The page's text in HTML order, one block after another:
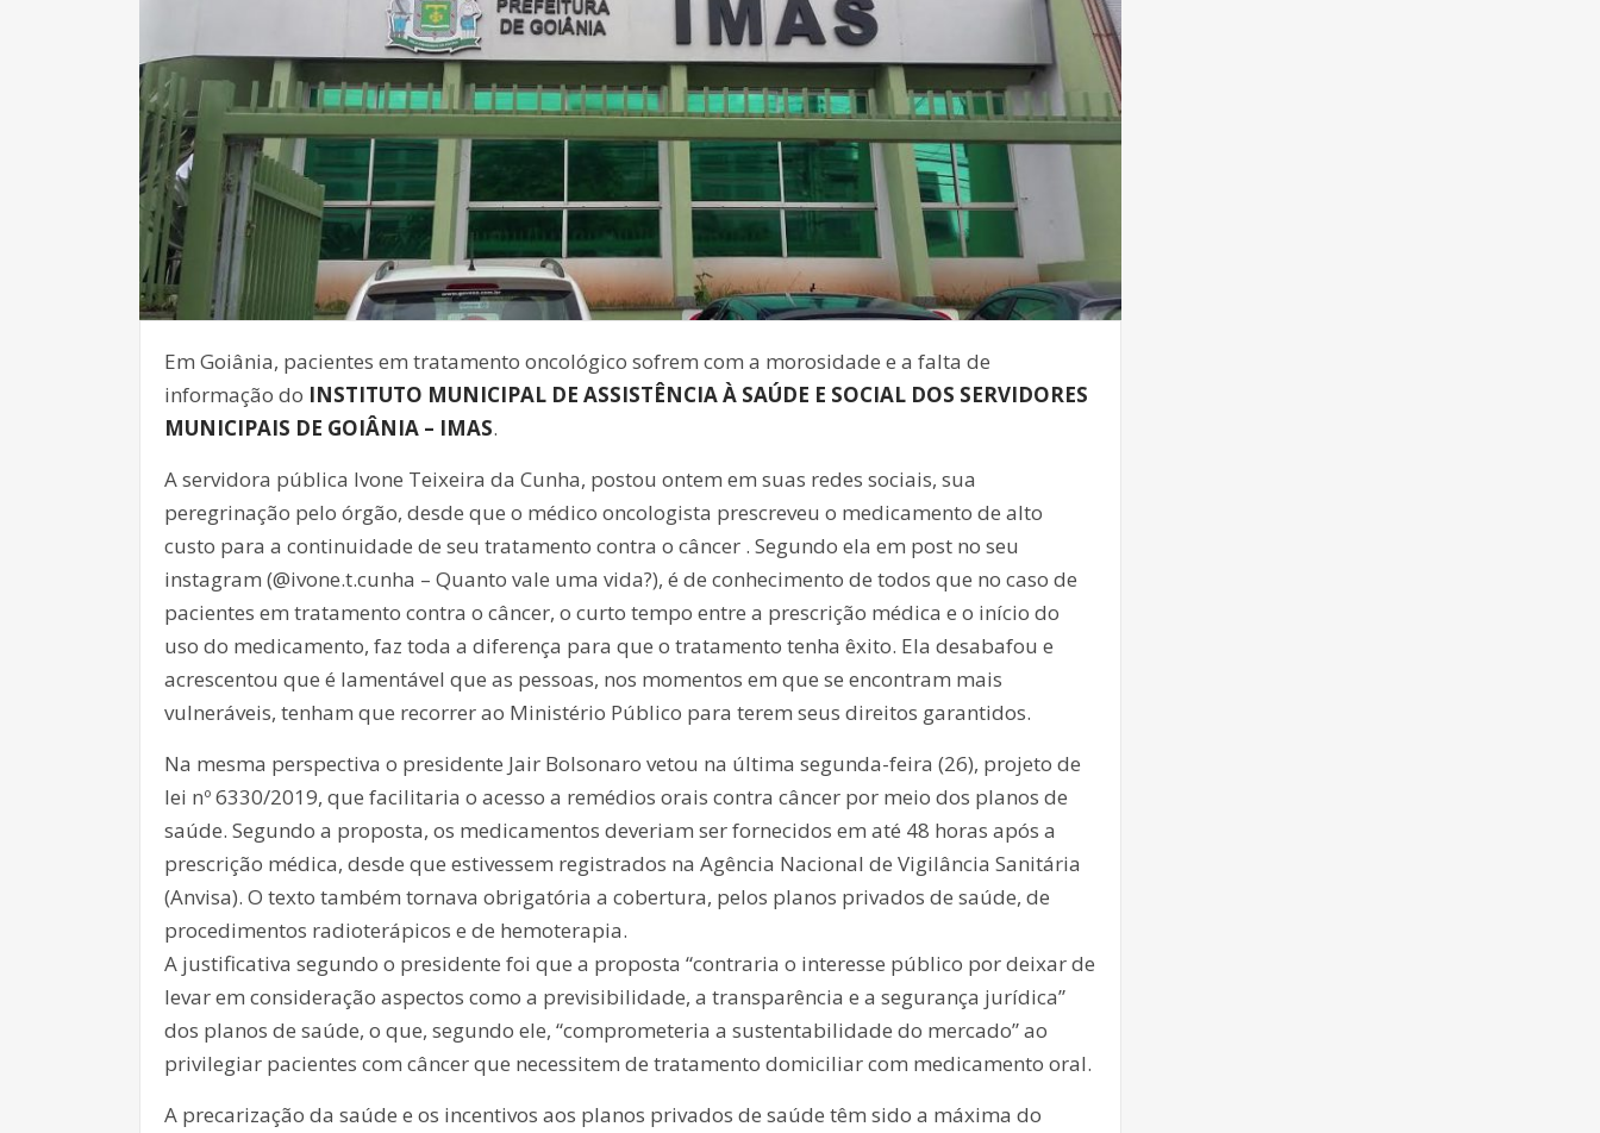
Em Goiânia, pacientes em tratamento oncológico sofrem com a morosidade e a falta de
informação do INSTITUTO MUNICIPAL DE ASSISTÊNCIA À SAÚDE E SOCIAL DOS SERVIDORES
MUNICIPAIS DE GOIÂNIA – IMAS.
A servidora pública Ivone Teixeira da Cunha, postou ontem em suas redes sociais, sua
peregrinação pelo órgão, desde que o médico oncologista prescreveu o medicamento de alto
custo para a continuidade de seu tratamento contra o câncer . Segundo ela em post no seu
instagram (@ivone.t.cunha – Quanto vale uma vida?), é de conhecimento de todos que no caso de
pacientes em tratamento contra o câncer, o curto tempo entre a prescrição médica e o início do
uso do medicamento, faz toda a diferença para que o tratamento tenha êxito. Ela desabafou e
acrescentou que é lamentável que as pessoas, nos momentos em que se encontram mais
vulneráveis, tenham que recorrer ao Ministério Público para terem seus direitos garantidos.
Na mesma perspectiva o presidente Jair Bolsonaro vetou na última segunda-feira (26), projeto de
lei nº 6330/2019, que facilitaria o acesso a remédios orais contra câncer por meio dos planos de
saúde. Segundo a proposta, os medicamentos deveriam ser fornecidos em até 48 horas após a
prescrição médica, desde que estivessem registrados na Agência Nacional de Vigilância Sanitária
(Anvisa). O texto também tornava obrigatória a cobertura, pelos planos privados de saúde, de
procedimentos radioterápicos e de hemoterapia.
A justificativa segundo o presidente foi que a proposta “contraria o interesse público por deixar de
levar em consideração aspectos como a previsibilidade, a transparência e a segurança jurídica”
dos planos de saúde, o que, segundo ele, “comprometeria a sustentabilidade do mercado” ao
privilegiar pacientes com câncer que necessitem de tratamento domiciliar com medicamento oral.
A precarização da saúde e os incentivos aos planos privados de saúde têm sido a máxima do